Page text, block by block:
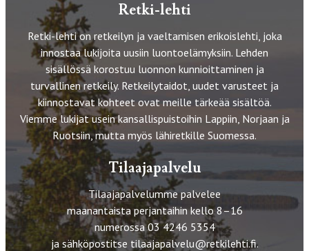
Retki-lehti
Retki-lehti on retkeilyn ja vaeltamisen erikoislehti, joka
innostaa lukijoita uusiin luontoelämyksiin. Lehden
sisällössä korostuu luonnon kunnioittaminen ja
turvallinen retkeily. Retkeilytaidot, uudet varusteet ja
kiinnostavat kohteet ovat meille tärkeää sisältöä.
Viemme lukijat usein kansallispuistoihin Lappiin, Norjaan ja
Ruotsiin, mutta myös lähiretkille Suomessa.
Tilaajapalvelu
Tilaajapalvelumme palvelee
maanantaista perjantaihin kello 8–16
numerossa 03 4246 5354
ja sähköpostitse tilaajapalvelu@retkilehti.fi.